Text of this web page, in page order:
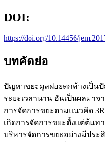
DOI:
https://doi.org/10.14456/
บทคัดย่อ
ปัญหาขยะมูลฝอยตกค้างเป็น
ระยะเวลานาน อันเป็นผลมา
การจัดการขยะตามแนวคิด
เกิดการจัดการขยะตั้งแต่ต้นท
บริหารจัดการขยะอย่างมีปร